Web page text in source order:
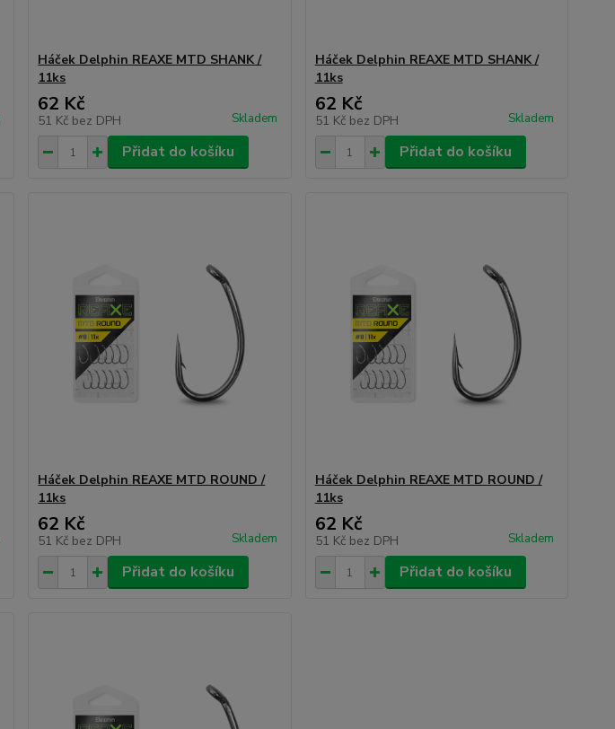
Háček Delphin REAXE MTD SHANK /
11ks
62 Kč
51 Kč bez DPH Skladem
Přidat do košíku
Háček Delphin REAXE MTD SHANK /
11ks
62 Kč
51 Kč bez DPH Skladem
Přidat do košíku
Háček Delphin REAXE MTD ROUND /
11ks
62 Kč
51 Kč bez DPH Skladem
Přidat do košíku
Háček Delphin REAXE MTD ROUND /
11ks
62 Kč
51 Kč bez DPH Skladem
Přidat do košíku